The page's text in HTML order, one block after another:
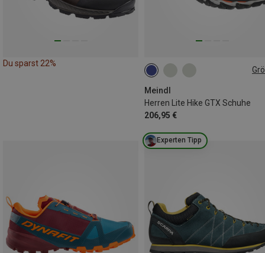
Du sparst 22%
Meindl
Herren Lite Hike GTX Schuhe
206,95 €
Experten Tipp